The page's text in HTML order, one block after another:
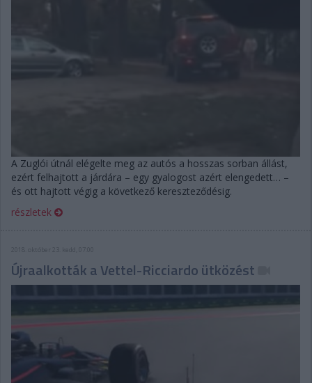
A Zuglói útnál elégelte meg az autós a hosszas sorban állást,
ezért felhajtott a járdára – egy gyalogost azért elengedett… –
és ott hajtott végig a következő kereszteződésig.
részletek
2018. október 23. kedd, 07:00
Újraalkották a Vettel-Ricciardo ütközést